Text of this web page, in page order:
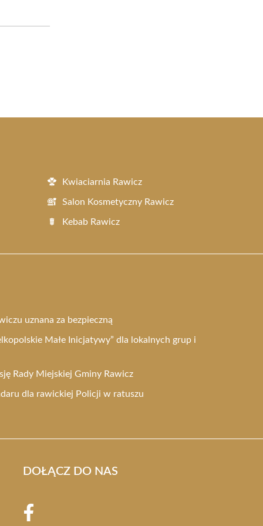
Kwiaciarnia Rawicz
Salon Kosmetyczny Rawicz
Kebab Rawicz
uznana za bezpieczną
Małe Inicjatywy” dla lokalnych grup i
Rady Miejskiej Gminy Rawicz
dla rawickiej Policji w ratuszu
DOŁĄCZ DO NAS